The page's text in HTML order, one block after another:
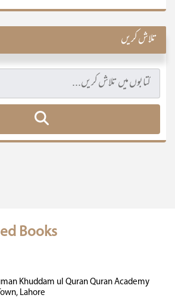
تلاش کریں
Books
Khuddam ul Quran Quran Academy
Lahore